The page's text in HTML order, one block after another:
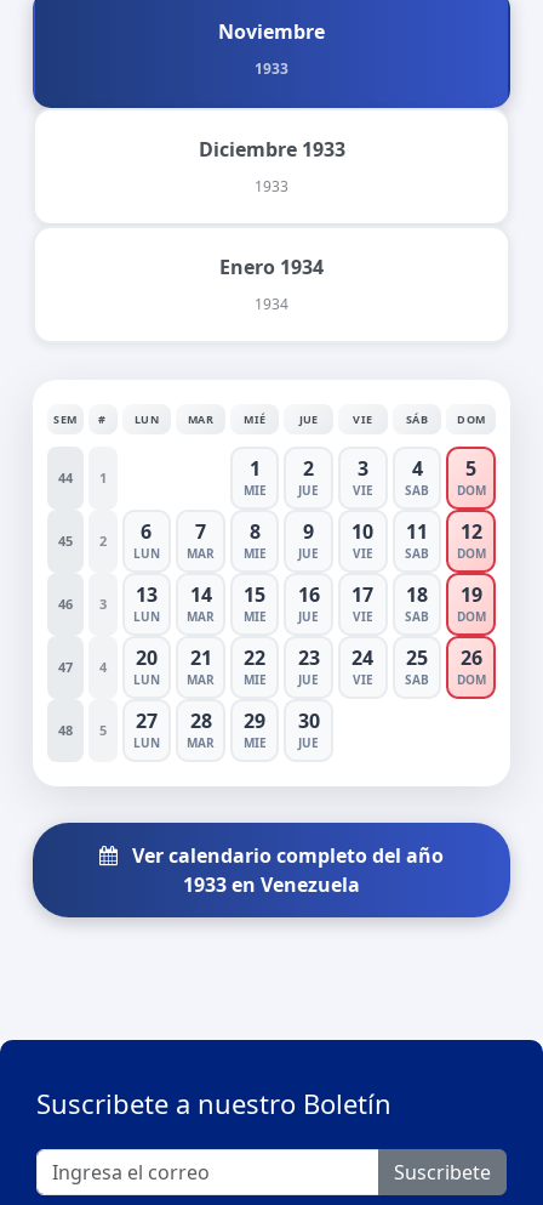
Noviembre
1933
Diciembre 1933
1933
Enero 1934
1934
SEM # LUN MAR MIÉ JUE VIE SÁB DOM
44 1 1
MIE
2
JUE
3
VIE
4
SAB
5
DOM
45 2 6
LUN
7
MAR
8
MIE
9
JUE
10
VIE
11
SAB
12
DOM
46 3 13
LUN
14
MAR
15
MIE
16
JUE
17
VIE
18
SAB
19
DOM
47 4 20
LUN
21
MAR
22
MIE
23
JUE
24
VIE
25
SAB
26
DOM
48 5 27
LUN
28
MAR
29
MIE
30
JUE
Ver calendario completo del año
1933 en Venezuela
Suscribete a nuestro Boletín
Suscribete